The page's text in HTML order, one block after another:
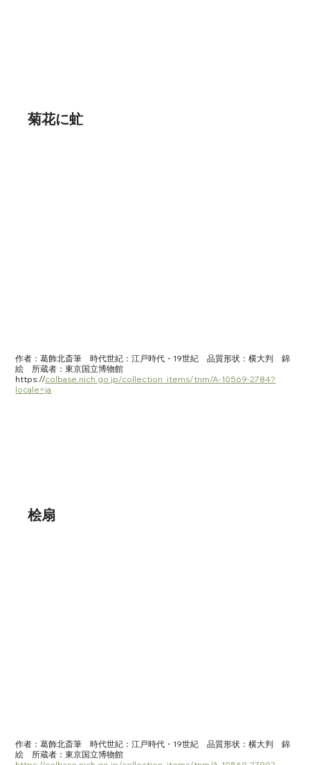
菊花に虻
作者：葛飾北斎筆　時代世紀：江戸時代・19世紀　品質形状：横大判　錦
絵　所蔵者：東京国立博物館
https://colbase.nich.go.jp/collection_items/tnm/A-10569-2784?
locale=ja
桧扇
作者：葛飾北斎筆　時代世紀：江戸時代・19世紀　品質形状：横大判　錦
絵　所蔵者：東京国立博物館